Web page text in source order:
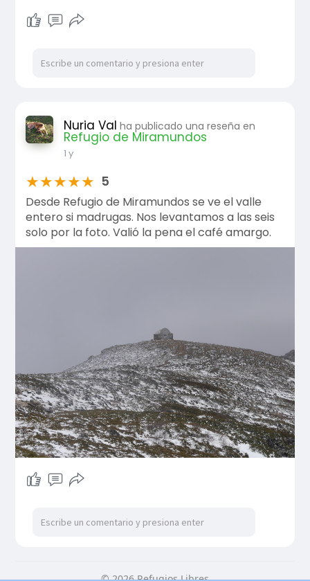
Nuria Val ha publicado una reseña en
Refugio de Miramundos
1 y
★★★★★ 5
Desde Refugio de Miramundos se ve el valle
entero si madrugas. Nos levantamos a las seis
solo por la foto. Valió la pena el café amargo.
© 2026 Refugios Libres